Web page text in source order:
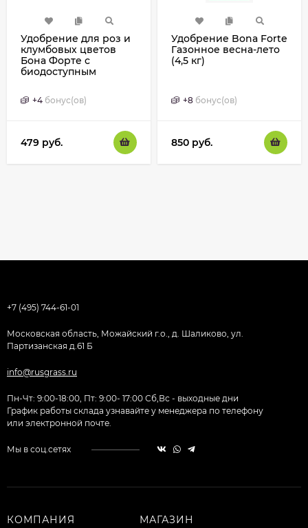
Удобрение для роз и
клумбовых цветов
Бона Форте с
биодоступным
+4 бонус(ов)
479 руб.
Удобрение Bona Forte
Газонное весна-лето
(4,5 кг)
+8 бонус(ов)
850 руб.
+7 (495) 744-61-01
Московская область, Можайский г.о., д. Шаликово, ул.
Партизанская д.61 Б
info@rusgrass.ru
Пн-Чт: 9:00-18:00, Пт: 9:00- 17:00 Сб,Вс - выходные дни
График работы склада узнавайте у менеджера по телефону
или электронной почте.
Мы в соц.сетях
КОМПАНИЯ МАГАЗИН